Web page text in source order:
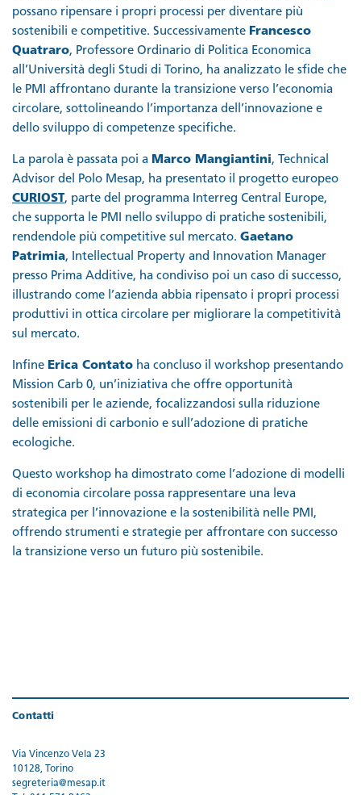
possano ripensare i propri processi per diventare più
sostenibili e competitive. Successivamente Francesco
Quatraro, Professore Ordinario di Politica Economica
all’Università degli Studi di Torino, ha analizzato le sfide che
le PMI affrontano durante la transizione verso l’economia
circolare, sottolineando l’importanza dell’innovazione e
dello sviluppo di competenze specifiche.
La parola è passata poi a Marco Mangiantini, Technical
Advisor del Polo Mesap, ha presentato il progetto europeo
CURIOST, parte del programma Interreg Central Europe,
che supporta le PMI nello sviluppo di pratiche sostenibili,
rendendole più competitive sul mercato. Gaetano
Patrimia, Intellectual Property and Innovation Manager
presso Prima Additive, ha condiviso poi un caso di successo,
illustrando come l’azienda abbia ripensato i propri processi
produttivi in ottica circolare per migliorare la competitività
sul mercato.
Infine Erica Contato ha concluso il workshop presentando
Mission Carb 0, un’iniziativa che offre opportunità
sostenibili per le aziende, focalizzandosi sulla riduzione
delle emissioni di carbonio e sull’adozione di pratiche
ecologiche.
Questo workshop ha dimostrato come l’adozione di modelli
di economia circolare possa rappresentare una leva
strategica per l’innovazione e la sostenibilità nelle PMI,
offrendo strumenti e strategie per affrontare con successo
la transizione verso un futuro più sostenibile.
Contatti
Via Vincenzo Vela 23
10128, Torino
segreteria@mesap.it